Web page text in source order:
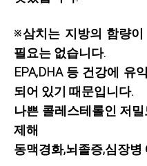
※삼치는 지방의 함량
필요는 없습니다.
EPA,DHA 등 건강에 유
되어 있기 때문입니다.
나쁜 콜레스테롤인 저
제해
동맥경화,뇌졸증,심장